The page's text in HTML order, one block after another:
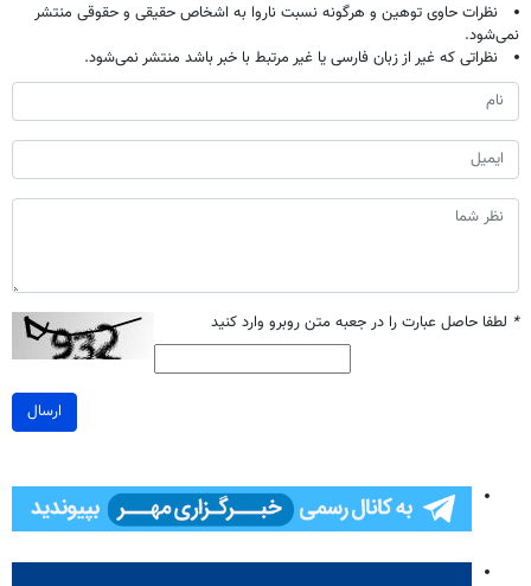
نظرات حاوی توهین و هرگونه نسبت ناروا به اشخاص حقیقی و حقوقی منتشر
نمی‌شود.
نظراتی که غیر از زبان فارسی یا غیر مرتبط با خبر باشد منتشر نمی‌شود.
* لطفا حاصل عبارت را در جعبه متن روبرو وارد کنید
ارسال